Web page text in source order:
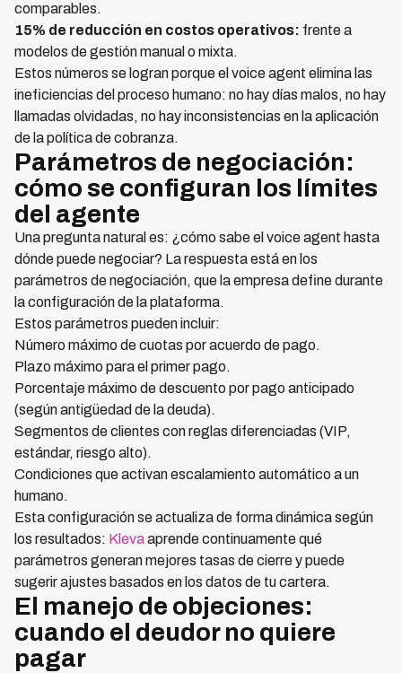
comparables.
15% de reducción en costos operativos: frente a
modelos de gestión manual o mixta.
Estos números se logran porque el voice agent elimina las
ineficiencias del proceso humano: no hay días malos, no hay
llamadas olvidadas, no hay inconsistencias en la aplicación
de la política de cobranza.
Parámetros de negociación:
cómo se configuran los límites
del agente
Una pregunta natural es: ¿cómo sabe el voice agent hasta
dónde puede negociar? La respuesta está en los
parámetros de negociación, que la empresa define durante
la configuración de la plataforma.
Estos parámetros pueden incluir:
Número máximo de cuotas por acuerdo de pago.
Plazo máximo para el primer pago.
Porcentaje máximo de descuento por pago anticipado
(según antigüedad de la deuda).
Segmentos de clientes con reglas diferenciadas (VIP,
estándar, riesgo alto).
Condiciones que activan escalamiento automático a un
humano.
Esta configuración se actualiza de forma dinámica según
los resultados: Klevaaprende continuamente qué
parámetros generan mejores tasas de cierre y puede
sugerir ajustes basados en los datos de tu cartera.
El manejo de objeciones:
cuando el deudor no quiere
pagar